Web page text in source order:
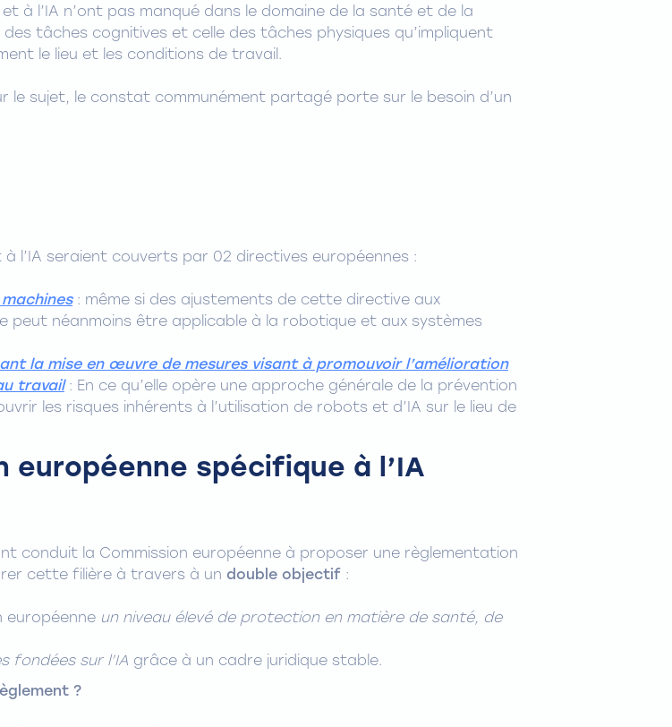
à l’IA n’ont pas manqué dans le domaine de la santé et de la
tâches cognitives et celle des tâches physiques qu’impliquent
le lieu et les conditions de travail.
sujet, le constat communément partagé porte sur le besoin d’un
à l’IA seraient couverts par 02 directives européennes :
: même si des ajustements de cette directive aux
peut néanmoins être applicable à la robotique et aux systèmes
la mise en œuvre de mesures visant à promouvoir l’amélioration
travail : En ce qu’elle opère une approche générale de la prévention
les risques inhérents à l’utilisation de robots et d’IA sur le lieu de
européenne spécifique à l’IA
conduit la Commission européenne à proposer une règlementation
cette filière à travers à un double objectif :
européenne un niveau élevé de protection en matière de santé, de
fondées sur l’IA grâce à un cadre juridique stable.
?